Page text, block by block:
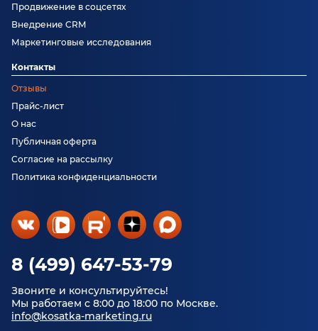
8 (499) 647-53-79
Звоните и консультируйтесь!
Мы работаем с 8:00 до 18:00 по Москве.
info@kosatka-marketing.ru
Продвижение в соцсетях
Внедрение CRM
Маркетинговые исследования
Контакты
Отзывы
Прайс-лист
О нас
Публичная оферта
Согласие на рассылку
Политика конфиденциальности